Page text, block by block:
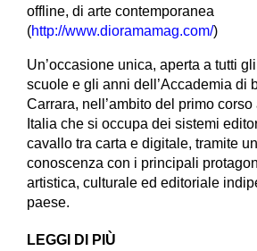
offline, di arte contemporanea
(http://www.dioramamag.com/)
Un’occasione unica, aperta a tutti
scuole e gli anni dell’Accademia di
Carrara, nell’ambito del primo
Italia che si occupa dei sistemi
cavallo tra carta e digitale, tramite
conoscenza con i principali
artistica, culturale ed editoriale
paese.
LEGGI DI PIÙ